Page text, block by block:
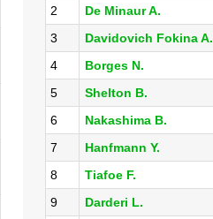
2
De Minaur A.
3
Davidovich Fokina A.
4
Borges N.
5
Shelton B.
6
Nakashima B.
7
Hanfmann Y.
8
Tiafoe F.
9
Darderi L.